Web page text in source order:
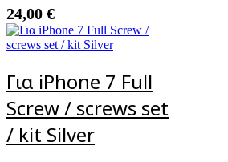
24,00 €
Για iPhone 7 Full
Screw / screws set
/ kit Silver